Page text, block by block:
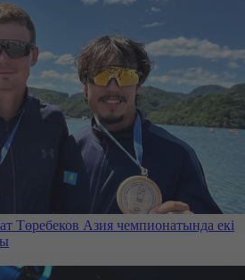
Төребеков Азия чемпионатында екі